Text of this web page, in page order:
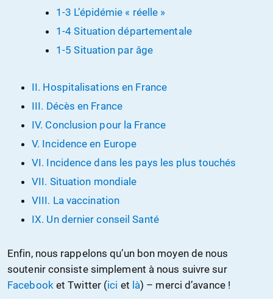
1-3 L’épidémie « réelle »
1-4 Situation départementale
1-5 Situation par âge
II. Hospitalisations en France
III. Décès en France
IV. Conclusion pour la France
V. Incidence en Europe
VI. Incidence dans les pays les plus touchés
VII. Situation mondiale
VIII. La vaccination
IX. Un dernier conseil Santé
Enfin, nous rappelons qu’un bon moyen de nous
soutenir consiste simplement à nous suivre sur
Facebooket Twitter (ici et là) – merci d’avance !